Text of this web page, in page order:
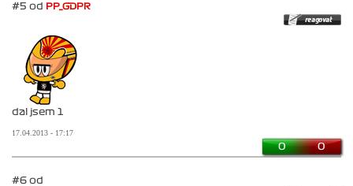
#5 od PP_GDPR
dal jsem 1
17.04.2013 - 17:17
0 0
#6 od